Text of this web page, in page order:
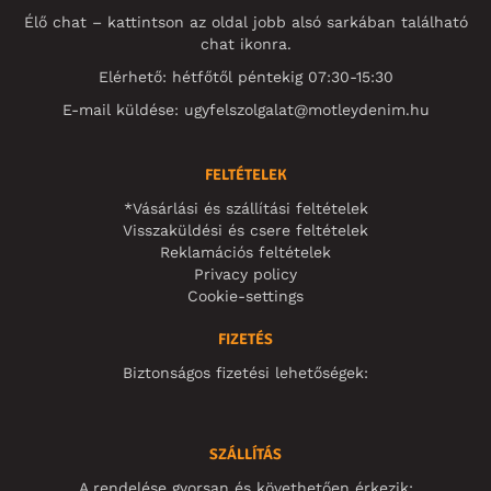
Élő chat – kattintson az oldal jobb alsó sarkában található
chat ikonra.
Elérhető: hétfőtől péntekig 07:30-15:30
E-mail küldése: ugyfelszolgalat@motleydenim.hu
FELTÉTELEK
*Vásárlási és szállítási feltételek
Visszaküldési és csere feltételek
Reklamációs feltételek
Privacy policy
Cookie-settings
FIZETÉS
Biztonságos fizetési lehetőségek:
SZÁLLÍTÁS